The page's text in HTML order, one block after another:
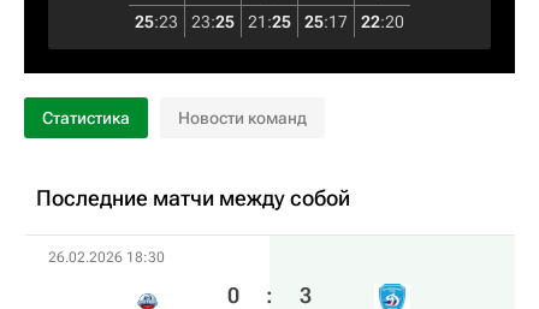
25:23 23:25 21 :25 25:17 22:20
Статистика Новости команд
Последние матчи между собой
26.02.2026 18:30
0 : 3